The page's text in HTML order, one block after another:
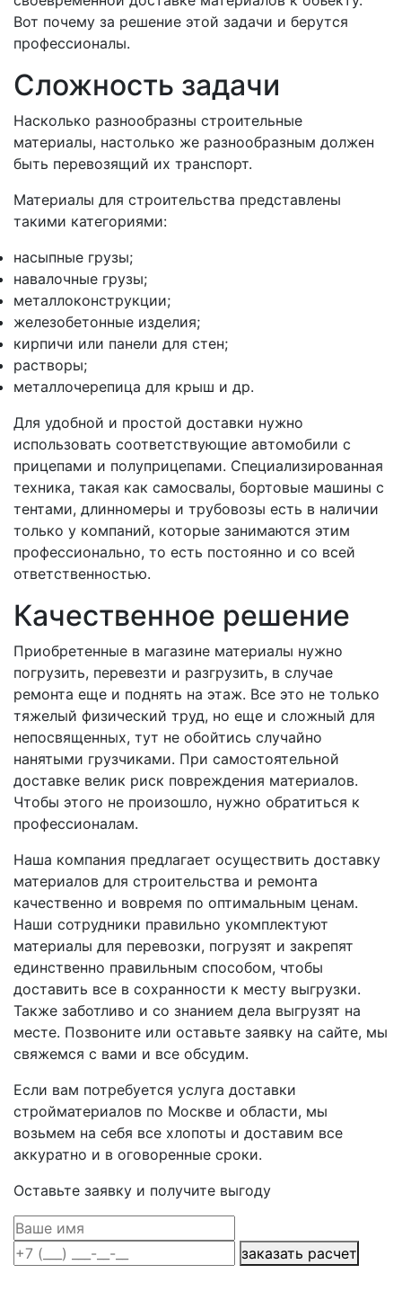
Вот почему за решение этой задачи и берутся
профессионалы.
Сложность задачи
Насколько разнообразны строительные
материалы, настолько же разнообразным должен
быть перевозящий их транспорт.
Материалы для строительства представлены
такими категориями:
насыпные грузы;
навалочные грузы;
металлоконструкции;
железобетонные изделия;
кирпичи или панели для стен;
растворы;
металлочерепица для крыш и др.
Для удобной и простой доставки нужно
использовать соответствующие автомобили с
прицепами и полуприцепами. Специализированная
техника, такая как самосвалы, бортовые машины с
тентами, длинномеры и трубовозы есть в наличии
только у компаний, которые занимаются этим
профессионально, то есть постоянно и со всей
ответственностью.
Качественное решение
Приобретенные в магазине материалы нужно
погрузить, перевезти и разгрузить, в случае
ремонта еще и поднять на этаж. Все это не только
тяжелый физический труд, но еще и сложный для
непосвященных, тут не обойтись случайно
нанятыми грузчиками. При самостоятельной
доставке велик риск повреждения материалов.
Чтобы этого не произошло, нужно обратиться к
профессионалам.
Наша компания предлагает осуществить доставку
материалов для строительства и ремонта
качественно и вовремя по оптимальным ценам.
Наши сотрудники правильно укомплектуют
материалы для перевозки, погрузят и закрепят
единственно правильным способом, чтобы
доставить все в сохранности к месту выгрузки.
Также заботливо и со знанием дела выгрузят на
месте. Позвоните или оставьте заявку на сайте, мы
свяжемся с вами и все обсудим.
Если вам потребуется услуга доставки
стройматериалов по Москве и области, мы
возьмем на себя все хлопоты и доставим все
аккуратно и в оговоренные сроки.
Оставьте заявку и получите выгоду
заказать расчет